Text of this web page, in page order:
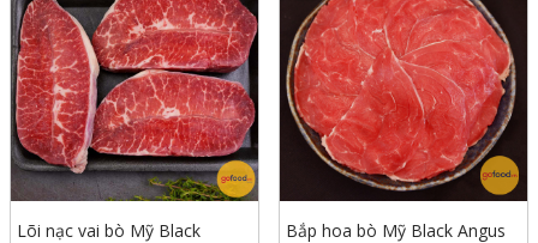
Lõi nạc vai bò Mỹ Black
Bắp hoa bò Mỹ Black Angus